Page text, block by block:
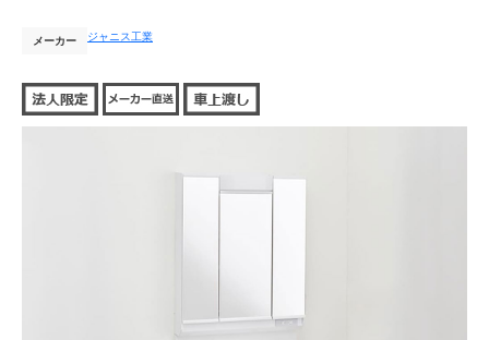
メーカー ジャニス工業